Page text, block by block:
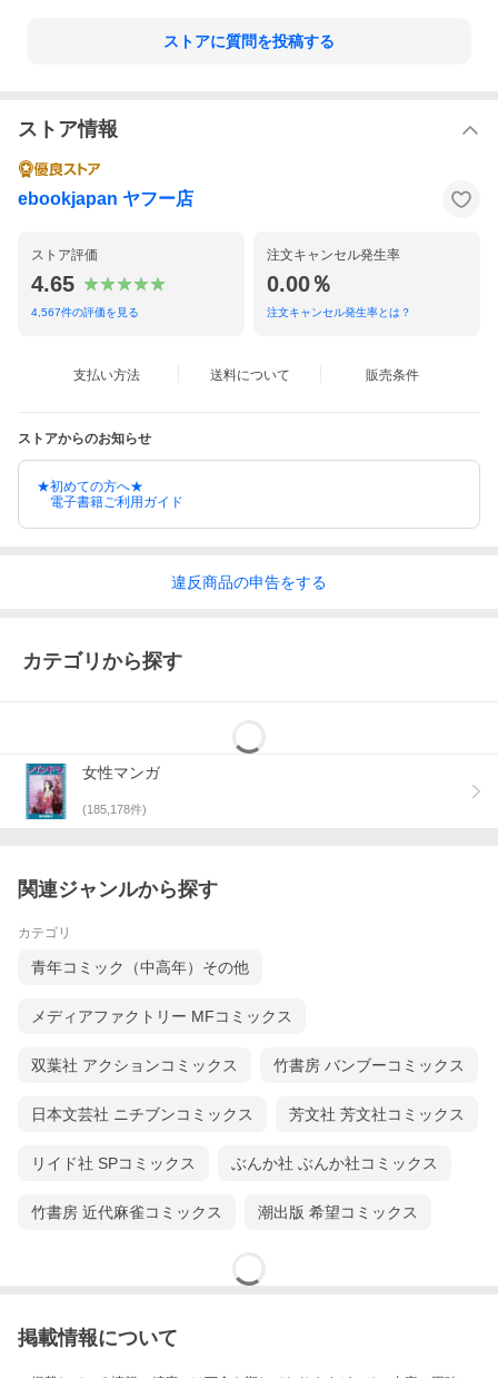
ストアに質問を投稿する
ストア情報
ebookjapan ヤフー店
ストア評価
4.65
4,567件の評価を見る
注文キャンセル発生率
0.00％
注文キャンセル発生率とは？
支払い方法 送料について 販売条件
ストアからのお知らせ
★初めての方へ★
電子書籍ご利用ガイド
違反商品の申告をする
カテゴリから探す
女性マンガ
(185,178件)
関連ジャンルから探す
カテゴリ
青年コミック（中高年）その他
メディアファクトリー MFコミックス
双葉社 アクションコミックス 竹書房 バンブーコミックス
日本文芸社 ニチブンコミックス 芳文社 芳文社コミックス
リイド社 SPコミックス ぶんか社 ぶんか社コミックス
竹書房 近代麻雀コミックス 潮出版 希望コミックス
掲載情報について